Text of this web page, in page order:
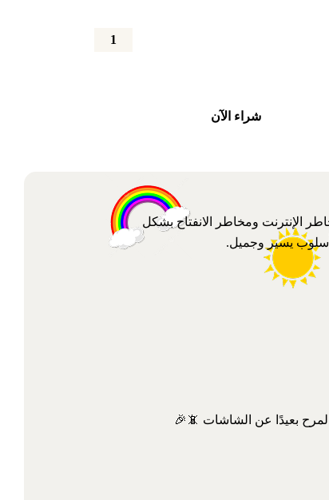
شراء الآن
الإنترنت ومخاطر الانفتاح بشكل
يسير وجميل.
بعيدًا عن الشاشات 📵🎉